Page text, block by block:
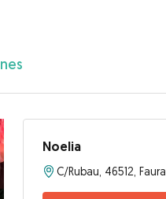
Noelia
C/Rubau, 46512, Faura